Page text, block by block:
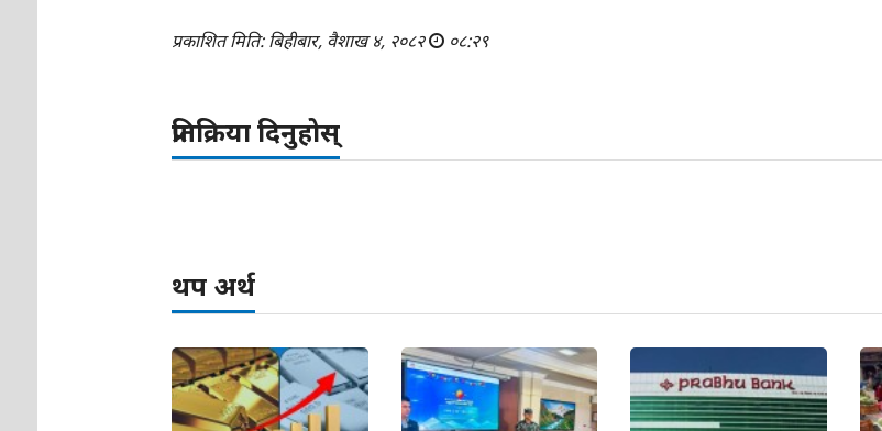
प्रकाशित मिति: बिहीबार, वैशाख ४, २०८२ ०८:२९
प्रतिक्रिया दिनुहोस्
थप अर्थ